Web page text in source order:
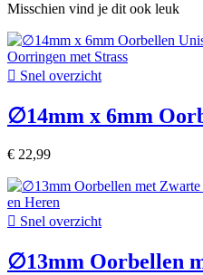
Misschien vind je dit ook leuk
 Snel overzicht
∅14mm x 6mm
€ 22,99
 Snel overzicht
∅13mm Oorbellen